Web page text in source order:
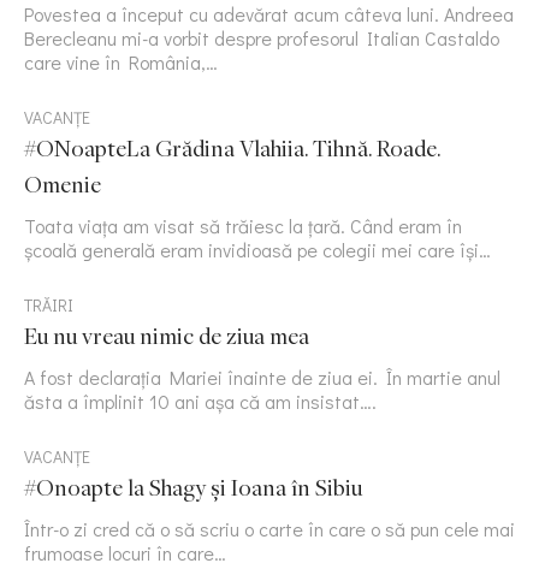
Povestea a început cu adevărat acum câteva luni. Andreea
Berecleanu mi-a vorbit despre profesorul Italian Castaldo
care vine în România,…
VACANȚE
#ONoapteLa Grădina Vlahiia. Tihnă. Roade.
Omenie
Toata viața am visat să trăiesc la țară. Când eram în
școală generală eram invidioasă pe colegii mei care își…
TRĂIRI
Eu nu vreau nimic de ziua mea
A fost declarația Mariei înainte de ziua ei. În martie anul
ăsta a împlinit 10 ani așa că am insistat….
VACANȚE
#Onoapte la Shagy și Ioana în Sibiu
Într-o zi cred că o să scriu o carte în care o să pun cele mai
frumoase locuri în care…